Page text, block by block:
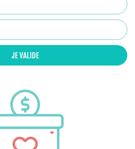
JE VALIDE